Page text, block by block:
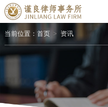
当前位置： 首页 资讯